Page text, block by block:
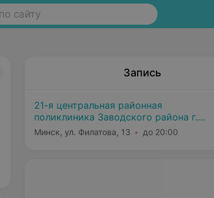
сайту
Запись
21-я центральная районная
поликлиника Заводского района г.
Минска
Минск, ул. Филатова, 13 до 20:00